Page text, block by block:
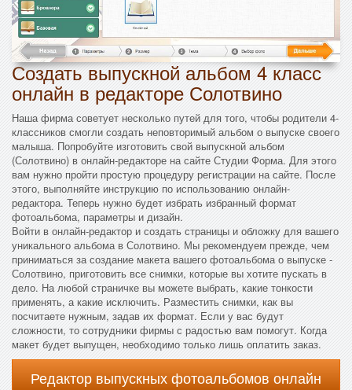
Создать выпускной альбом 4 класс
онлайн в редакторе Солотвино
Наша фирма советует несколько путей для того, чтобы родители 4-
классников смогли создать неповторимый альбом о выпуске своего
малыша. Попробуйте изготовить свой выпускной альбом
(Солотвино) в онлайн-редакторе на сайте Студии Форма. Для этого
вам нужно пройти простую процедуру регистрации на сайте. После
этого, выполняйте инструкцию по использованию онлайн-
редактора. Теперь нужно будет избрать избранный формат
фотоальбома, параметры и дизайн.
Войти в онлайн-редактор и создать страницы и обложку для вашего
уникального альбома в Солотвино. Мы рекомендуем прежде, чем
приниматься за создание макета вашего фотоальбома о выпуске -
Солотвино, приготовить все снимки, которые вы хотите пускать в
дело. На любой страничке вы можете выбрать, какие тонкости
применять, а какие исключить. Разместить снимки, как вы
посчитаете нужным, задав их формат. Если у вас будут
сложности, то сотрудники фирмы с радостью вам помогут. Когда
макет будет выпущен, необходимо только лишь оплатить заказ.
Редактор выпускных фотоальбомов онлайн